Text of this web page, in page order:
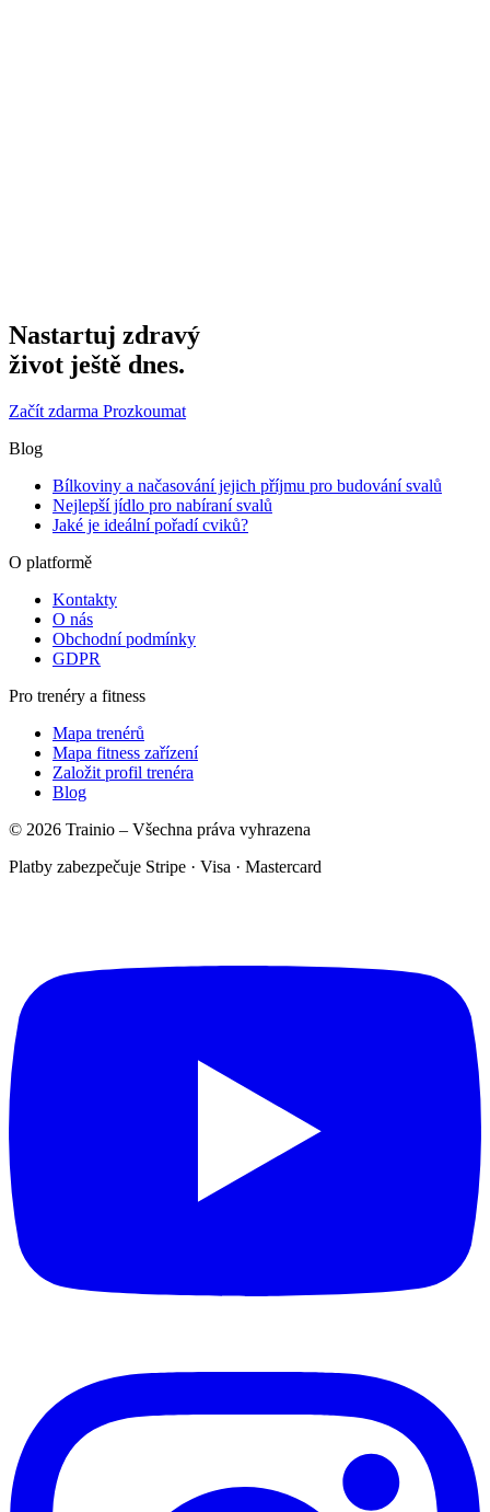
Nastartuj zdravý
život ještě dnes.
Začít zdarma Prozkoumat
Blog
Bílkoviny a načasování jejich příjmu pro budování svalů
Nejlepší jídlo pro nabíraní svalů
Jaké je ideální pořadí cviků?
O platformě
Kontakty
O nás
Obchodní podmínky
GDPR
Pro trenéry a fitness
Mapa trenérů
Mapa fitness zařízení
Založit profil trenéra
Blog
© 2026 Trainio – Všechna práva vyhrazena
Platby zabezpečuje Stripe · Visa · Mastercard